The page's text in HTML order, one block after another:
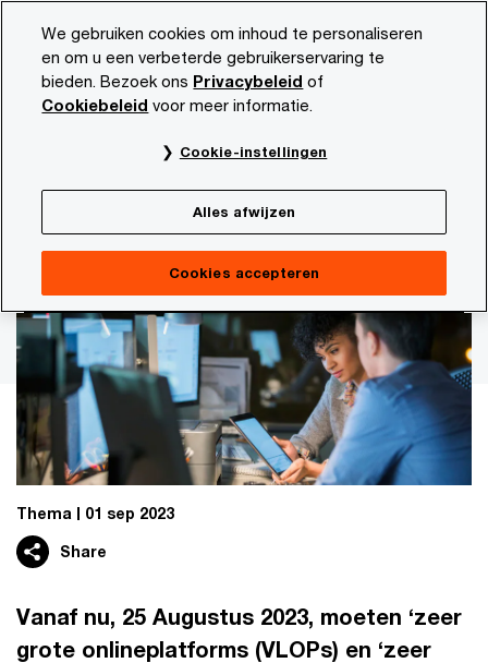
content
footer
PwC NL Actueel en publicaties Thema's
Update Digital Service Act
De DSA nu realiteit voor grote
online platforms
Thema 01 sep 2023
Share
Vanaf nu, 25 Augustus 2023, moeten ‘zeer
grote onlineplatforms (VLOPs) en ‘zeer
We gebruiken cookies om inhoud te personaliseren
en om u een verbeterde gebruikerservaring te
bieden. Bezoek ons Privacybeleid of
Cookiebeleid voor meer informatie.
Cookie-instellingen
Alles afwijzen
Cookies accepteren